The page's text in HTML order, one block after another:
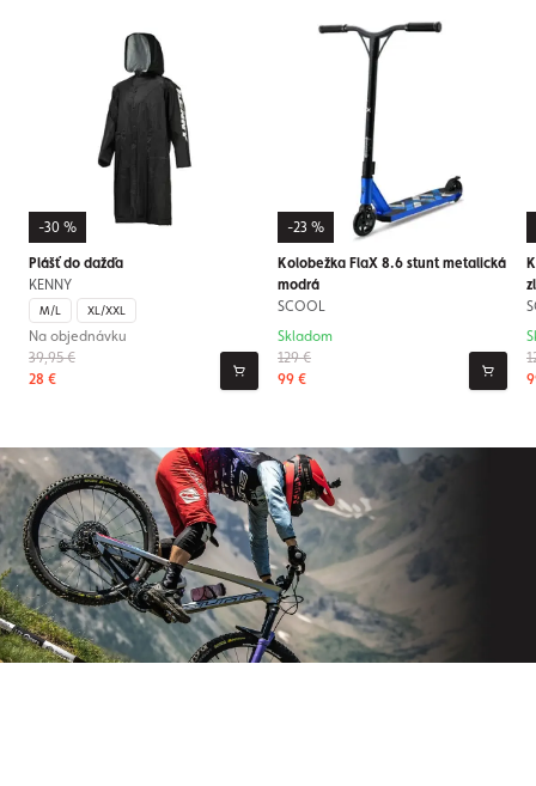
-30 %
Plášť do dažďa
KENNY
M/L XL/XXL
39,95 €
28 €
Na objednávku
-23 %
Kolobežka FlaX 8.6 stunt metalická
modrá
SCOOL
129 €
99 €
Skladom